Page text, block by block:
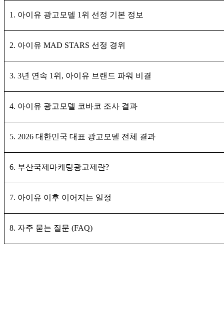
1. 아이유 광고모델 1위 선정 기본 정보
2. 아이유 MAD STARS 선정 경위
3. 3년 연속 1위, 아이유 브랜드 파워 비결
4. 아이유 광고모델 코바코 조사 결과
5. 2026 대한민국 대표 광고모델 전체 결과
6. 부산국제마케팅광고제란?
7. 아이유 이후 이어지는 일정
8. 자주 묻는 질문 (FAQ)